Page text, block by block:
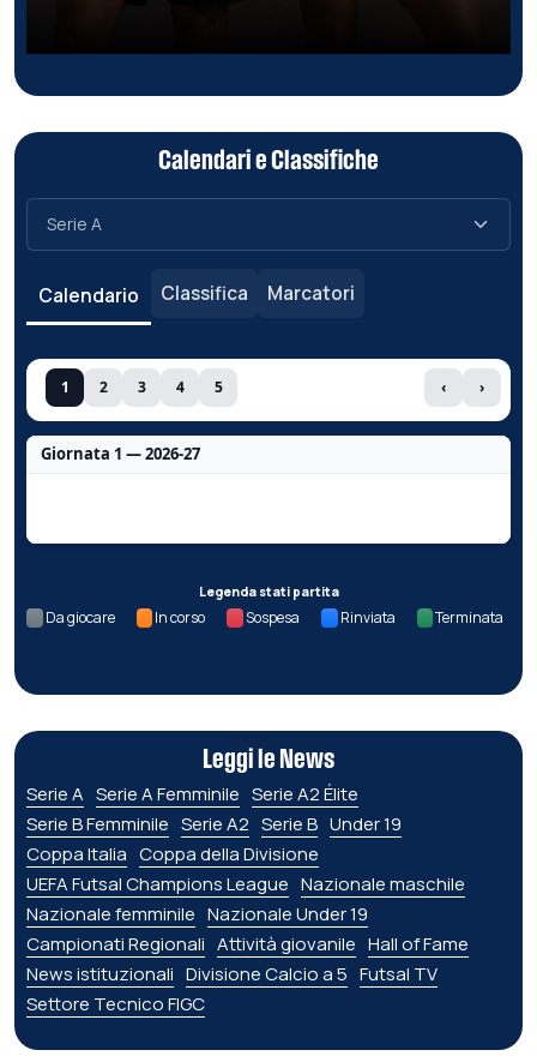
Calendari e Classifiche
Calendario Classifica Marcatori
1 2 3 4 5 ‹ ›
Giornata 1 — 2026-27
Legenda stati partita
Da giocare In corso Sospesa Rinviata Terminata
Leggi le News
Serie A Serie A Femminile Serie A2 Élite
Serie B Femminile Serie A2 Serie B Under 19
Coppa Italia Coppa della Divisione
UEFA Futsal Champions League Nazionale maschile
Nazionale femminile Nazionale Under 19
Campionati Regionali Attività giovanile Hall of Fame
News istituzionali Divisione Calcio a 5 Futsal TV
Settore Tecnico FIGC